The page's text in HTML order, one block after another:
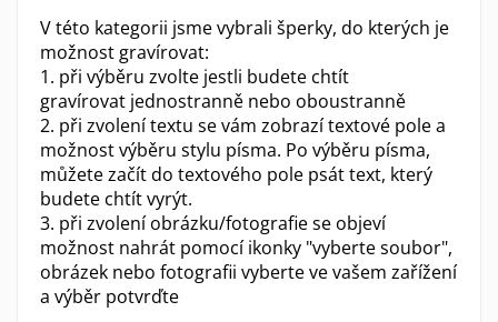
V této kategorii jsme vybrali šperky, do kterých je
možnost gravírovat:
1. při výběru zvolte jestli budete chtít
gravírovat jednostranně nebo oboustranně
2. při zvolení textu se vám zobrazí textové pole a
možnost výběru stylu písma. Po výběru písma,
můžete začít do textového pole psát text, který
budete chtít vyrýt.
3. při zvolení obrázku/fotografie se objeví
možnost nahrát pomocí ikonky "vyberte soubor",
obrázek nebo fotografii vyberte ve vašem zařížení
a výběr potvrďte